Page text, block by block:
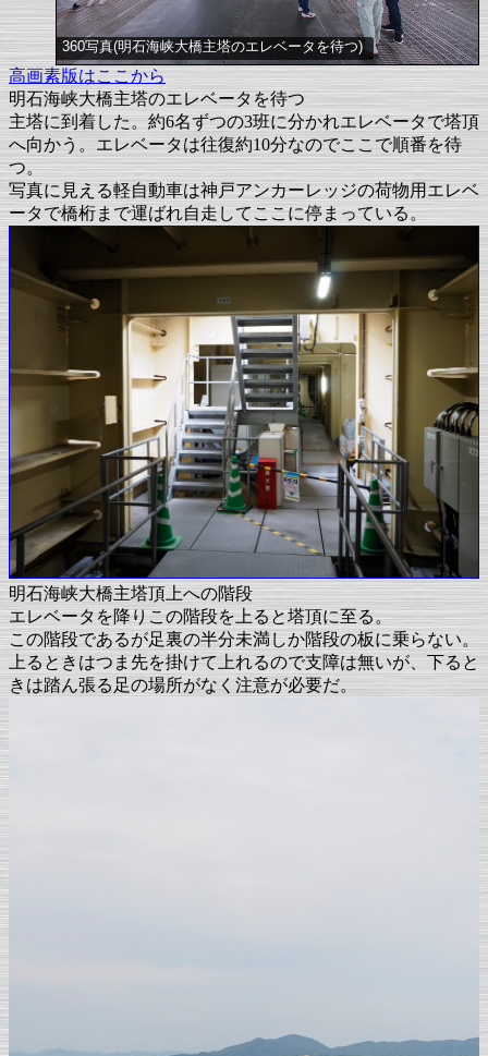
360写真(明石海峡大橋主塔のエレベータを待つ)
高画素版はここから
明石海峡大橋主塔のエレベータを待つ
主塔に到着した。約6名ずつの3班に分かれエレベータで塔頂
へ向かう。エレベータは往復約10分なのでここで順番を待
つ。
写真に見える軽自動車は神戸アンカーレッジの荷物用エレベ
ータで橋桁まで運ばれ自走してここに停まっている。
明石海峡大橋主塔頂上への階段
エレベータを降りこの階段を上ると塔頂に至る。
この階段であるが足裏の半分未満しか階段の板に乗らない。
上るときはつま先を掛けて上れるので支障は無いが、下ると
きは踏ん張る足の場所がなく注意が必要だ。